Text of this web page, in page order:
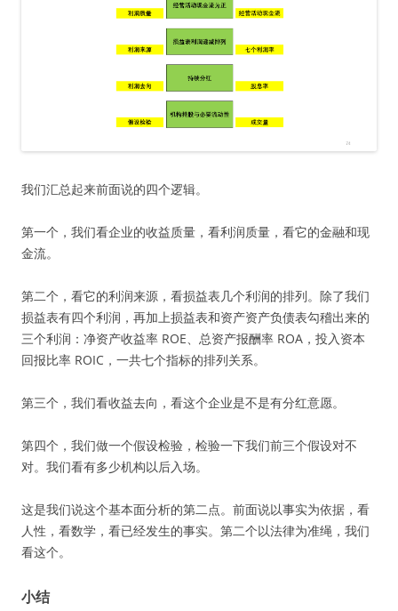
我们汇总起来前面说的四个逻辑。
第一个，我们看企业的收益质量，看利润质量，看它的金融和现
金流。
第二个，看它的利润来源，看损益表几个利润的排列。除了我们
损益表有四个利润，再加上损益表和资产资产负债表勾稽出来的
三个利润：净资产收益率 ROE、总资产报酬率 ROA，投入资本
回报比率 ROIC，一共七个指标的排列关系。
第三个，我们看收益去向，看这个企业是不是有分红意愿。
第四个，我们做一个假设检验，检验一下我们前三个假设对不
对。我们看有多少机构以后入场。
这是我们说这个基本面分析的第二点。前面说以事实为依据，看
人性，看数学，看已经发生的事实。第二个以法律为准绳，我们
看这个。
小结